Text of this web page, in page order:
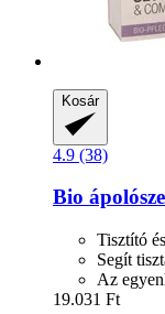
Kosár
4.9 (38)
Bio
Tisztító
Segít
Az
19.031 Ft